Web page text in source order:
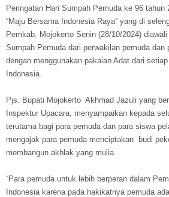
Peringatan Hari Sumpah Pemuda ke 96 tahun
“Maju Bersama Indonesia Raya” yang di
Pemkab. Mojokerto Senin (28/10/2024)
Sumpah Pemuda dari perwakilan pemuda dan
dengan menggunakan pakaian Adat dari
Indonesia.
Pjs. Bupati Mojokerto Akhmad Jazuli yang
Inspektur Upacara, menyampaikan kepada
terutama bagi para pemuda dan para siswa
mengajak para pemuda menciptakan budi
membangun akhlak yang mulia.
“Para pemuda untuk lebih berperan dalam
Indonesia karena pada hakikatnya pemuda